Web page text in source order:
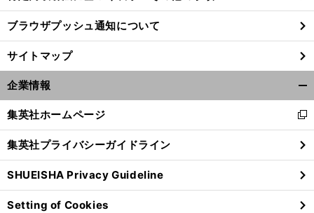
前
ブラウザプッシュ通知について
サイトマップ
企業情報
閉
る
集英社ホームページ
新
し
い
ウ
ィ
ン
ド
集英社プライバシーガイドライン
SHUEISHA Privacy Guideline
Setting of Cookies